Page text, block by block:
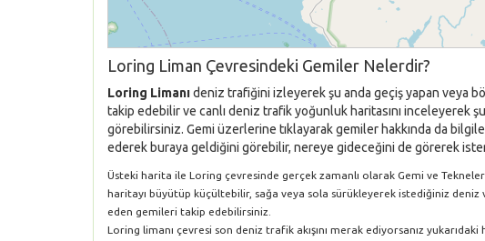
Loring Liman Çevresindeki Gemiler Nelerdir?
Loring Limanıdeniz trafiğini izleyerek şu anda geçiş yapan veya
takip edebilir ve canlı deniz trafik yoğunluk haritasını inceleyerek
görebilirsiniz. Gemi üzerlerine tıklayarak gemiler hakkında da
ederek buraya geldiğini görebilir, nereye gideceğini de görerek
Üsteki harita ile Loring çevresinde gerçek zamanlı olarak Gemi ve
haritayı büyütüp küçültebilir, sağa veya sola sürükleyerek istediğiniz
eden gemileri takip edebilirsiniz.
Loring limanı çevresi son deniz trafik akışını merak ediyorsanız